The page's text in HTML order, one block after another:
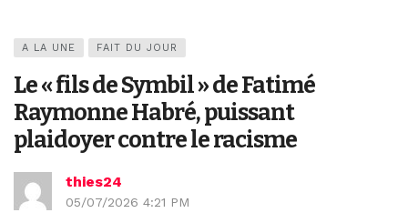
A LA UNE FAIT DU JOUR
Le « fils de Symbil » de Fatimé
Raymonne Habré, puissant
plaidoyer contre le racisme
thies24
05/07/2026 4:21 PM